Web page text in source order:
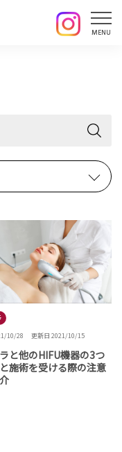
10/28 更新日 2021/10/15
と他のHIFU機器の3つ
施術を受ける際の注意